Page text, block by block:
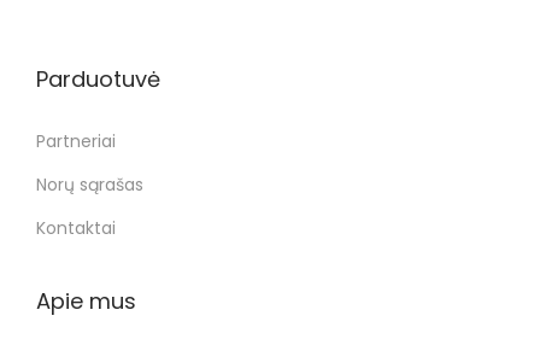
Parduotuvė
Partneriai
Norų sąrašas
Kontaktai
Apie mus